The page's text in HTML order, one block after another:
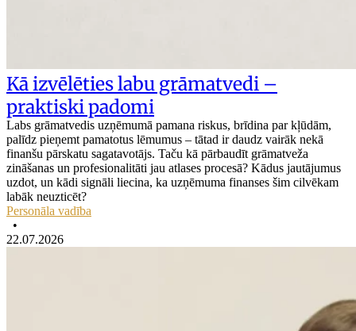
Kā izvēlēties labu grāmatvedi –
praktiski padomi
Labs grāmatvedis uzņēmumā pamana riskus, brīdina par kļūdām,
palīdz pieņemt pamatotus lēmumus – tātad ir daudz vairāk nekā
finanšu pārskatu sagatavotājs. Taču kā pārbaudīt grāmatveža
zināšanas un profesionalitāti jau atlases procesā? Kādus jautājumus
uzdot, un kādi signāli liecina, ka uzņēmuma finanses šim cilvēkam
labāk neuzticēt?
Personāla vadība
•
22.07.2026